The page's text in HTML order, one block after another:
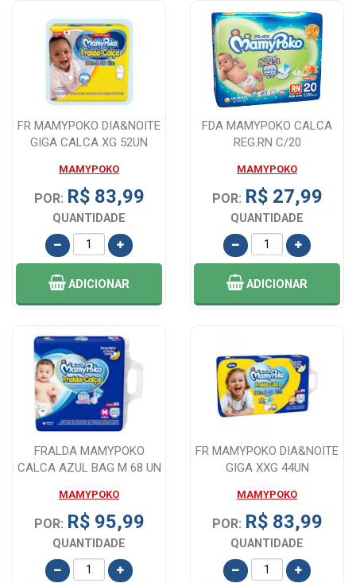
FR MAMYPOKO DIA&NOITE
GIGA CALCA XG 52UN
MAMYPOKO
POR: R$ 83,99
QUANTIDADE
ADICIONAR
FDA MAMYPOKO CALCA
REG.RN C/20
MAMYPOKO
POR: R$ 27,99
QUANTIDADE
ADICIONAR
FRALDA MAMYPOKO
CALCA AZUL BAG M 68 UN
MAMYPOKO
POR: R$ 95,99
QUANTIDADE
FR MAMYPOKO DIA&NOITE
GIGA XXG 44UN
MAMYPOKO
POR: R$ 83,99
QUANTIDADE